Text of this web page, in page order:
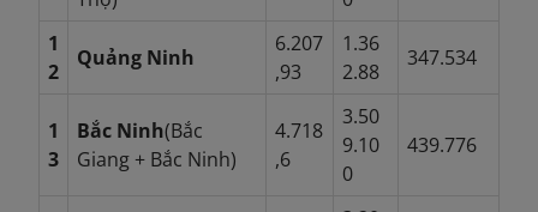
1
2
Quảng Ninh
6.207
,93
1.36
2.88
347.534
1
3
Bắc Ninh(Bắc
Giang + Bắc Ninh)
4.718
,6
3.50
9.10
0
439.776